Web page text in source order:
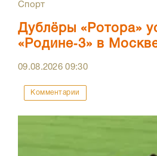
Спорт
Дублёры «Ротора»
«Родине‑3» в
09.08.202609:30
Комментарии